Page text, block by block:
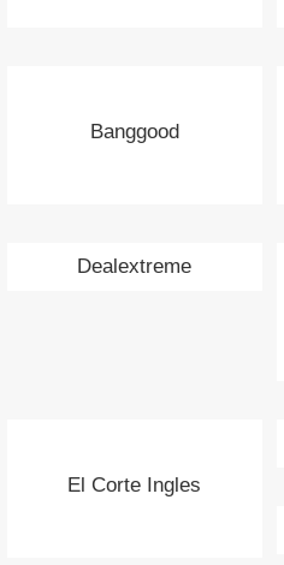
Banggood
Dealextreme
El Corte Ingles